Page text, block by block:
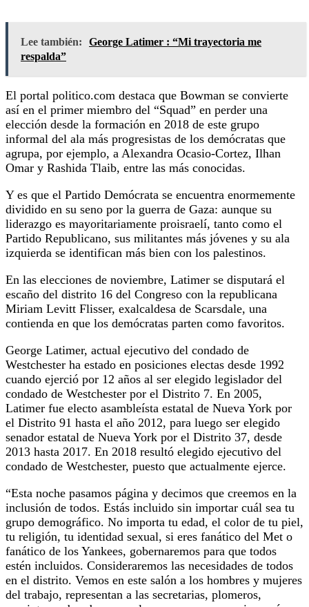
Lee también:
George Latimer : “Mi trayectoria me
respalda”
El portal politico.com destaca que Bowman se convierte
así en el primer miembro del “Squad” en perder una
elección desde la formación en 2018 de este grupo
informal del ala más progresistas de los demócratas que
agrupa, por ejemplo, a Alexandra Ocasio-Cortez, Ilhan
Omar y Rashida Tlaib, entre las más conocidas.
Y es que el Partido Demócrata se encuentra enormemente
dividido en su seno por la guerra de Gaza: aunque su
liderazgo es mayoritariamente proisraelí, tanto como el
Partido Republicano, sus militantes más jóvenes y su ala
izquierda se identifican más bien con los palestinos.
En las elecciones de noviembre, Latimer se disputará el
escaño del distrito 16 del Congreso con la republicana
Miriam Levitt Flisser, exalcaldesa de Scarsdale, una
contienda en que los demócratas parten como favoritos.
George Latimer, actual ejecutivo del condado de
Westchester ha estado en posiciones electas desde 1992
cuando ejerció por 12 años al ser elegido legislador del
condado de Westchester por el Distrito 7. En 2005,
Latimer fue electo asambleísta estatal de Nueva York por
el Distrito 91 hasta el año 2012, para luego ser elegido
senador estatal de Nueva York por el Distrito 37, desde
2013 hasta 2017. En 2018 resultó elegido ejecutivo del
condado de Westchester, puesto que actualmente ejerce.
“Esta noche pasamos página y decimos que creemos en la
inclusión de todos. Estás incluido sin importar cuál sea tu
grupo demográfico. No importa tu edad, el color de tu piel,
tu religión, tu identidad sexual, si eres fanático del Met o
fanático de los Yankees, gobernaremos para que todos
estén incluidos. Consideraremos las necesidades de todos
en el distrito. Vemos en este salón a los hombres y mujeres
del trabajo, representan a las secretarias, plomeros,